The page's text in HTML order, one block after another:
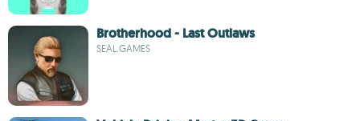
Brotherhood - Last Outlaws
SEAL.GAMES